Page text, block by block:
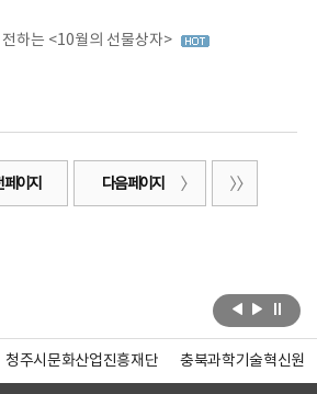
하는 <10월의 선물상자>
페이지 다음 페이지
청주시문화산업진흥재단 충북과학기술혁신원